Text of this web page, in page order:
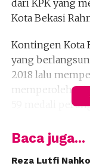
dari KPK yang
Kota Bekasi
Kontingen Kota
yang
2018 lalu
memperoleh 46
59 medali
Sebelum pesta
pemerintah
Peraih medali
Baca juga...
Reza Lutfi